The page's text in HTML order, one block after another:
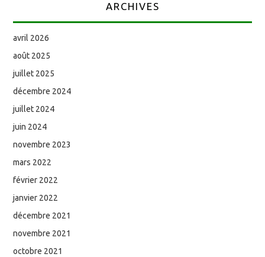
ARCHIVES
avril 2026
août 2025
juillet 2025
décembre 2024
juillet 2024
juin 2024
novembre 2023
mars 2022
février 2022
janvier 2022
décembre 2021
novembre 2021
octobre 2021